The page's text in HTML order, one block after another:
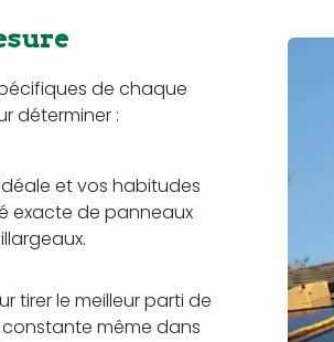
de chaque
déterminer :
et vos habitudes
exacte de panneaux
tirer le meilleur parti de
même dans